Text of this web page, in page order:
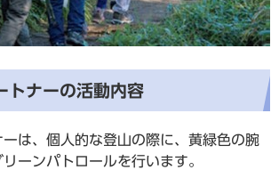
トナーの活動内容
は、個人的な登山の際に、黄緑色の腕
ーンパトロールを行います。